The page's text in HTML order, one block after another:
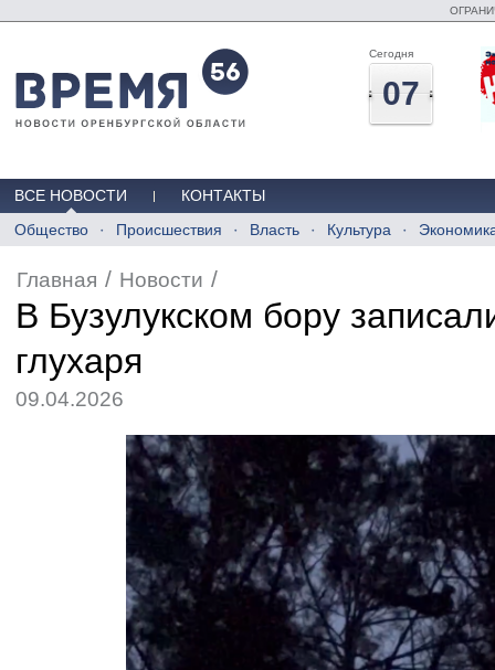
Сегодня
07
ВСЕ НОВОСТИ
КОНТАКТЫ
Общество
Происшествия Власть Культура
Главная / Новости /
В Бузулукском бору
глухаря
09.04.2026